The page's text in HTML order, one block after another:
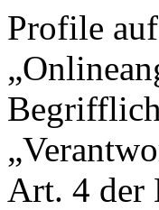
Profile
Art. 4 der